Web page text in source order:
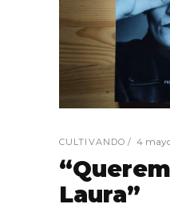
CULTIVANDO 4
Laura”